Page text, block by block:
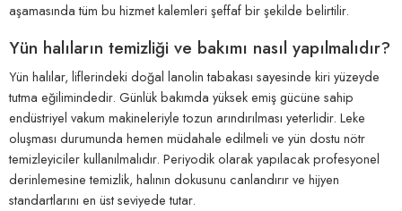
aşamasında tüm bu hizmet kalemleri şeffaf bir şekilde belirtilir.
Yün halıların temizliği ve bakımı nasıl yapılmalıdır?
Yün halılar, liflerindeki doğal lanolin tabakası sayesinde kiri yüzeyde
tutma eğilimindedir. Günlük bakımda yüksek emiş gücüne sahip
endüstriyel vakum makineleriyle tozun arındırılması yeterlidir. Leke
oluşması durumunda hemen müdahale edilmeli ve yün dostu nötr
temizleyiciler kullanılmalıdır. Periyodik olarak yapılacak profesyonel
derinlemesine temizlik, halının dokusunu canlandırır ve hijyen
standartlarını en üst seviyede tutar.